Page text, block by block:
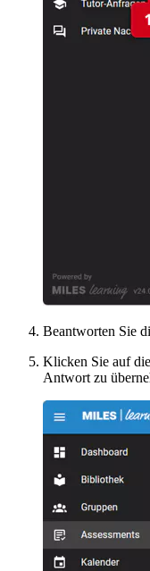
Beantworten Sie
Klicken Sie auf
Antwort zu